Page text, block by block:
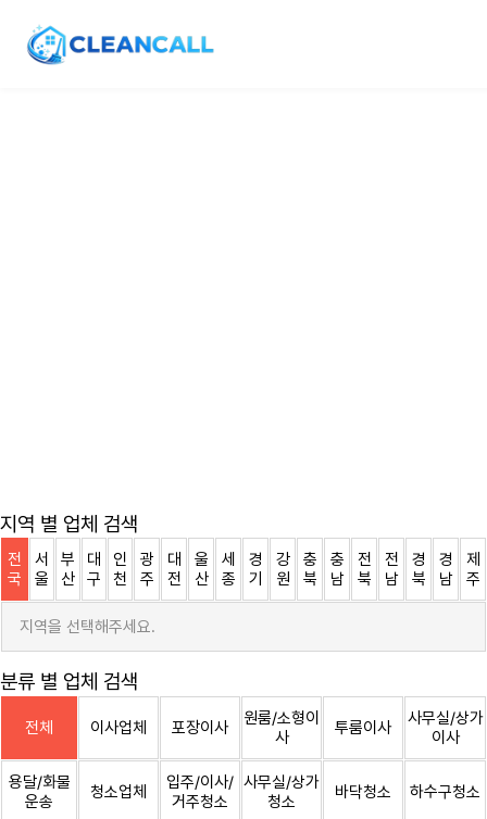
지역 별 업체 검색
전
국
서
울
부
산
대
구
인
천
광
주
대
전
울
산
세
종
경
기
강
원
충
북
충
남
전
북
전
남
경
북
경
남
제
주
지역을 선택해주세요.
분류 별 업체 검색
전체 이사업체 포장이사
원룸/소형이
사
투룸이사
사무실/상가
이사
용달/화물
운송
청소업체
입주/이사/
거주청소
사무실/상가
청소
바닥청소 하수구청소